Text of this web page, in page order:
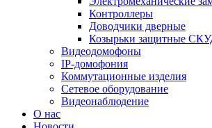
Контроллеры
Доводчики дверные
Козырьки защитные
Видеодомофоны
IP-домофония
Коммутационные изделия
Сетевое оборудование
Видеонаблюдение
О нас